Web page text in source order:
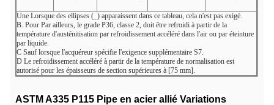
Une Lorsque des ellipses (_) apparaissent dans ce tableau, cela n'est pas exigé.
B. Pour Par ailleurs, le grade P36, classe 2, doit être refroidi à partir de la
température d'austénitisation par refroidissement accéléré dans l'air ou par éteinture
par liquide.
C Sauf lorsque l'acquéreur spécifie l'exigence supplémentaire S7.
D Le refroidissement accéléré à partir de la température de normalisation est
autorisé pour les épaisseurs de section supérieures à [75 mm].
ASTM A335 P115 Pipe en acier allié Variations